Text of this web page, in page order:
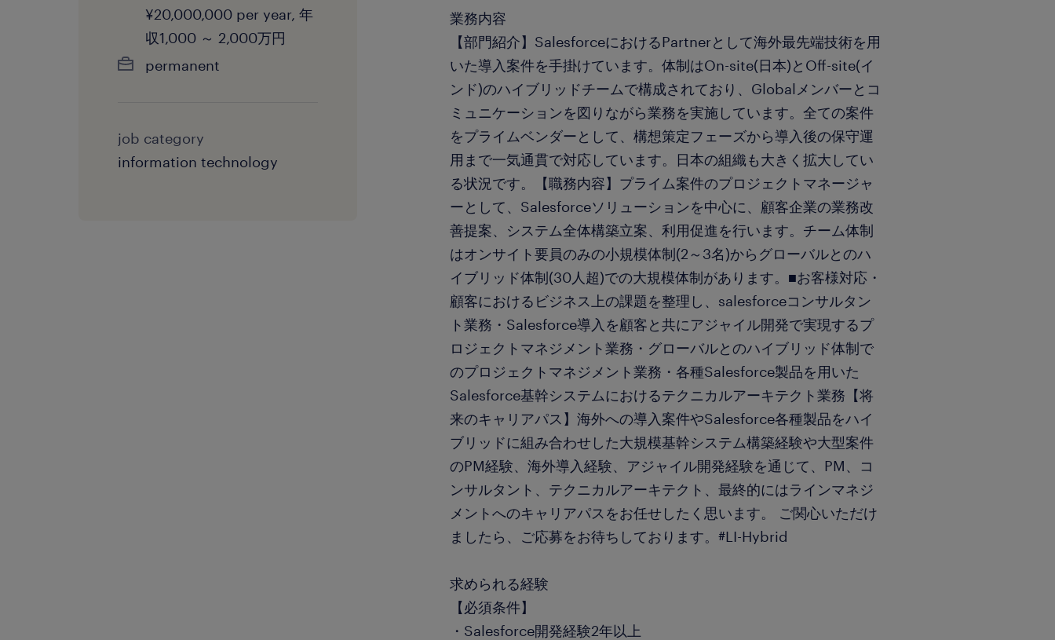
¥20,000,000 per year, 年
収1,000 ～ 2,000万円
permanent
job category
information technology
業務内容
【部門紹介】SalesforceにおけるPartnerとして海外最先端技術を用
いた導入案件を手掛けています。体制はOn-site(日本)とOff-site(イ
ンド)のハイブリッドチームで構成されており、Globalメンバーとコ
ミュニケーションを図りながら業務を実施しています。全ての案件
をプライムベンダーとして、構想策定フェーズから導入後の保守運
用まで一気通貫で対応しています。日本の組織も大きく拡大してい
る状況です。【職務内容】プライム案件のプロジェクトマネージャ
ーとして、Salesforceソリューションを中心に、顧客企業の業務改
善提案、システム全体構築立案、利用促進を行います。チーム体制
はオンサイト要員のみの小規模体制(2～3名)からグローバルとのハ
イブリッド体制(30人超)での大規模体制があります。■お客様対応・
顧客におけるビジネス上の課題を整理し、salesforceコンサルタン
ト業務・Salesforce導入を顧客と共にアジャイル開発で実現するプ
ロジェクトマネジメント業務・グローバルとのハイブリッド体制で
のプロジェクトマネジメント業務・各種Salesforce製品を用いた
Salesforce基幹システムにおけるテクニカルアーキテクト業務【将
来のキャリアパス】海外への導入案件やSalesforce各種製品をハイ
ブリッドに組み合わせした大規模基幹システム構築経験や大型案件
のPM経験、海外導入経験、アジャイル開発経験を通じて、PM、コ
ンサルタント、テクニカルアーキテクト、最終的にはラインマネジ
メントへのキャリアパスをお任せしたく思います。 ご関心いただけ
ましたら、ご応募をお待ちしております。#LI-Hybrid
求められる経験
【必須条件】
・Salesforce開発経験2年以上